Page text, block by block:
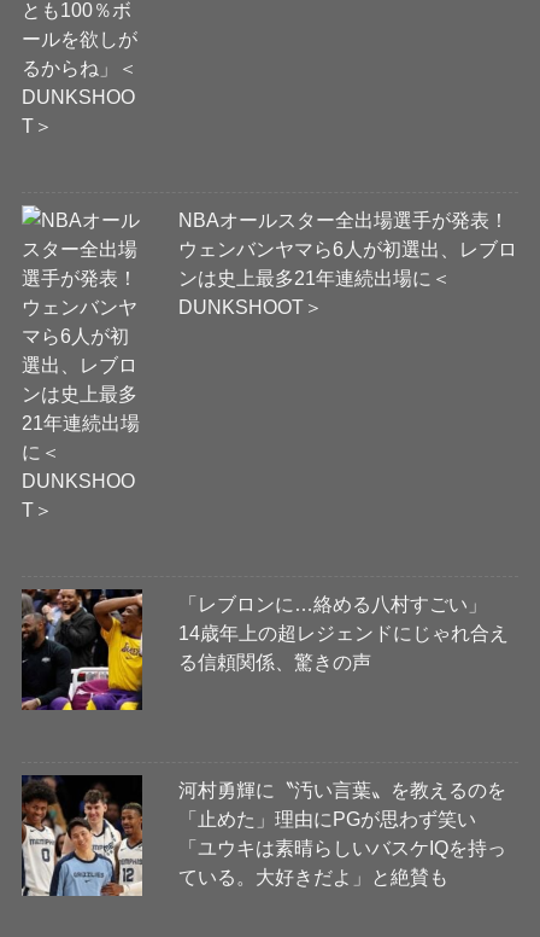
NBAオールスター全出場選手が発表！
ウェンバンヤマら6人が初選出、レブロ
ンは史上最多21年連続出場に＜
DUNKSHOOT＞
「レブロンに…絡める八村すごい」
14歳年上の超レジェンドにじゃれ合え
る信頼関係、驚きの声
河村勇輝に〝汚い言葉〟を教えるのを
「止めた」理由にPGが思わず笑い
「ユウキは素晴らしいバスケIQを持っ
ている。大好きだよ」と絶賛も